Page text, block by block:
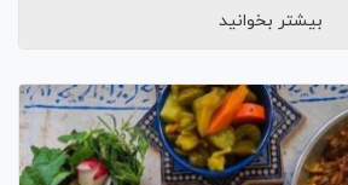
بیشتر بخوانید